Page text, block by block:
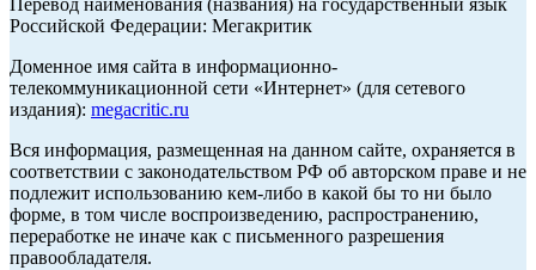
Перевод наименования (названия) на государственный язык
Российской Федерации: Мегакритик
Доменное имя сайта в информационно-
телекоммуникационной сети «Интернет» (для сетевого
издания): megacritic.ru
Вся информация, размещенная на данном сайте, охраняется в
соответствии с законодательством РФ об авторском праве и не
подлежит использованию кем-либо в какой бы то ни было
форме, в том числе воспроизведению, распространению,
переработке не иначе как с письменного разрешения
правообладателя.